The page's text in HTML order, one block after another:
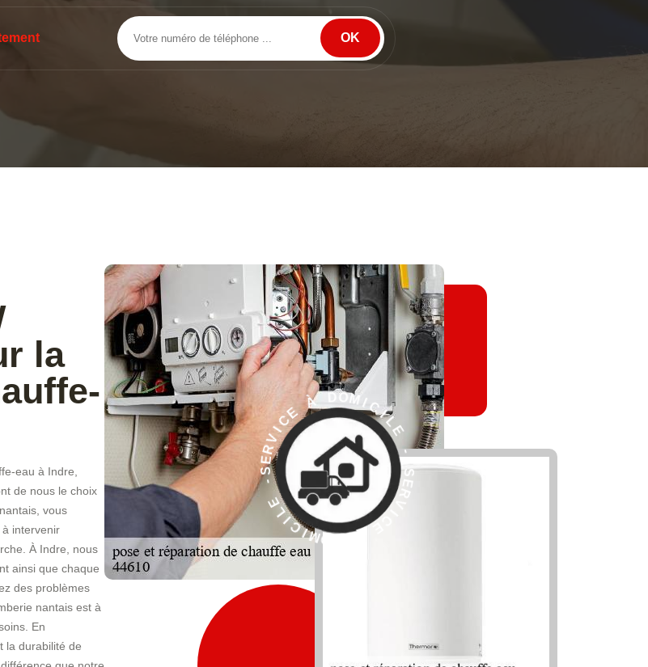
la
eau à Indre,
de nous le choix
vous
intervenir
À Indre, nous
ainsi que chaque
des problèmes
nantais est à
En
la durabilité de
S
E
R
V
C
E
À
DOMIC LE -
S
E
R
V
E
À
D
O
M
C
E
-